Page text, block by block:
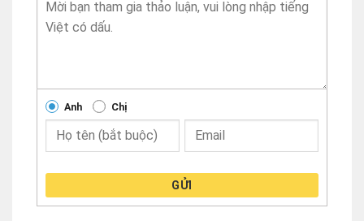
Anh Chị
GỬI